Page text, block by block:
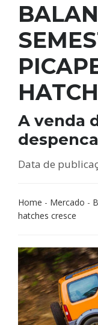
A venda
despenca
Data de
Home - Mercado -
hatches cresce